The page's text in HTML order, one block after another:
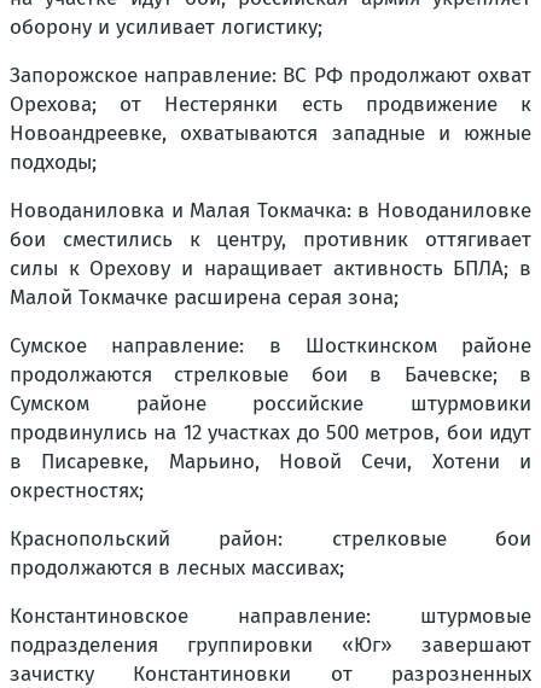
оборону и усиливает логистику;
Запорожское направление: ВС РФ продолжают охват
Орехова; от Нестерянки есть продвижение к
Новоандреевке, охватываются западные и южные
подходы;
Новоданиловка и Малая Токмачка: в Новоданиловке
бои сместились к центру, противник оттягивает
силы к Орехову и наращивает активность БПЛА; в
Малой Токмачке расширена серая зона;
Сумское направление: в Шосткинском районе
продолжаются стрелковые бои в Бачевске; в
Сумском районе российские штурмовики
продвинулись на 12 участках до 500 метров, бои идут
в Писаревке, Марьино, Новой Сечи, Хотени и
окрестностях;
Краснопольский район: стрелковые бои
продолжаются в лесных массивах;
Константиновское направление: штурмовые
подразделения группировки «Юг» завершают
зачистку Константиновки от разрозненных